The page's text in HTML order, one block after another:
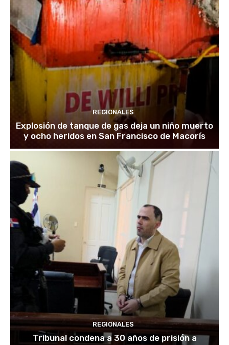
REGIONALES
Explosión de tanque de gas deja un niño muerto
y ocho heridos en San Francisco de Macorís
REGIONALES
Tribunal condena a 30 años de prisión a